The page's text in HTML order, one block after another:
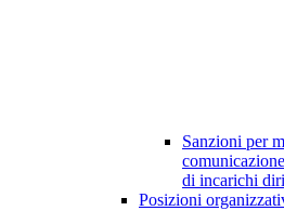
Sanzioni per
di incarichi
Posizioni